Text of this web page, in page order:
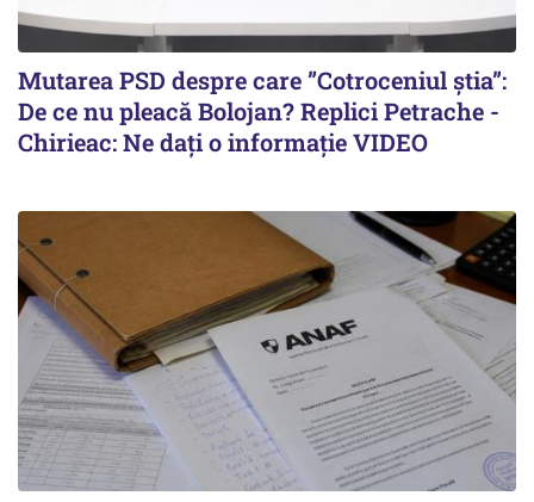
Mutarea PSD despre care ”Cotroceniul știa”:
De ce nu pleacă Bolojan? Replici Petrache -
Chirieac: Ne dați o informație VIDEO